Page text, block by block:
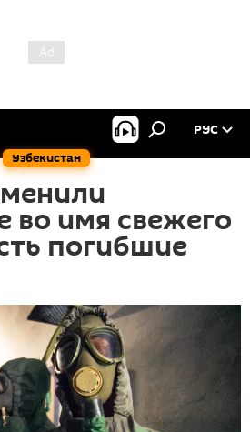
Узбекистан
РУС
во имя свежего
погибшие